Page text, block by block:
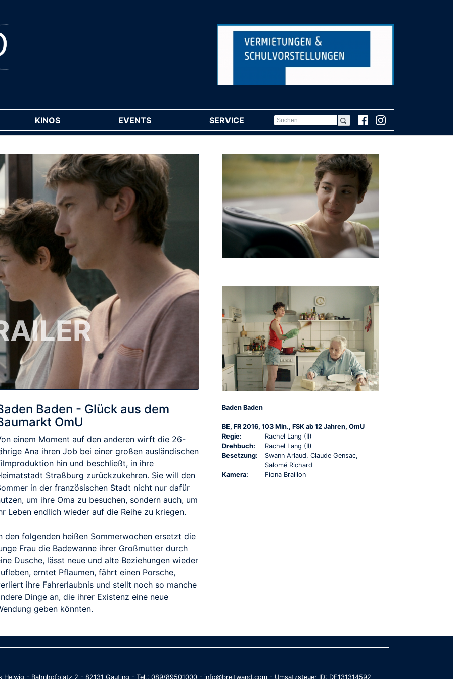
KINOS EVENTS SERVICE (CURRENT)
Baden - Glück aus dem
OmU
einem Moment auf den anderen wirft die 26-
Ana ihren Job bei einer großen ausländischen
hin und beschließt, in ihre
Straßburg zurückzukehren. Sie will den
in der französischen Stadt nicht nur dafür
um ihre Oma zu besuchen, sondern auch, um
Leben endlich wieder auf die Reihe zu kriegen.
den folgenden heißen Sommerwochen ersetzt die
Frau die Badewanne ihrer Großmutter durch
Dusche, lässt neue und alte Beziehungen wieder
erntet Pflaumen, fährt einen Porsche,
ihre Fahrerlaubnis und stellt noch so manche
Dinge an, die ihrer Existenz eine neue
geben könnten.
Baden Baden
BE, FR 2016, 103 Min., FSK ab 12 Jahren, OmU
Regie:
Rachel Lang (II)
Drehbuch:
Rachel Lang (II)
Besetzung:
Swann Arlaud, Claude Gensac,
Salomé Richard
Kamera:
Fiona Braillon
- Bahnhofplatz 2 - 82131 Gauting - Tel.: 089/89501000 - info@breitwand.com - Umsatzsteuer ID: DE131314592